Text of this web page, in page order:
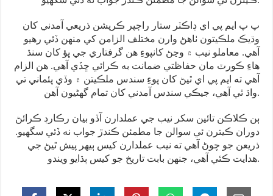
پ پ ايم پي اي ڊاڪٽر ستار راڄپر ڪرپشن ذريعي آمدني کان
وڌيڪ ملڪيتون ٺاهڻ وارن مختلف الزامن کي منهن ڏئي رهيو
آهي. معاملو نيب ۾ وڃڻ کانپوءِ هن گرفتاري جي ڀؤ کان سنڌ
هاءِ ڪورٽ مان حفاظتي ضمانت به ڪرائي ڇڏي آهي. هن الزام
آهي ته ايم پي اي ٿيڻ کان پوءِ سندس ملڪيتن ۾ وڏي پئماني تي
واڌ ٿي آهي، جيڪي سندس آمدني کان تمام گهڻيون آهن.
ٻن ڪلاڪن تائين سکر نيب جي عملدارن آڏو بيان رڪارڊ ڪرائڻ
دوران ڪيترن ئي سوالن جا مطمئن ڪندڙ جواب نه ڏئي سگهيو.
ذريعن جو چوڻ آهي ته نيب عملدارن کيس ٻيهر پيش ٿيڻ جي
هدايت ڪئي آهي، جنهن بابت تاريخ جو کيس ٻڌايو ويندو.